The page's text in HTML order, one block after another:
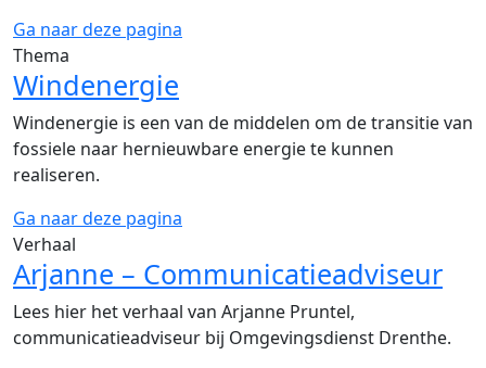
Ga naar deze pagina
Thema
Windenergie
Windenergie is een van de middelen om de transitie van
fossiele naar hernieuwbare energie te kunnen
realiseren.
Ga naar deze pagina
Verhaal
Arjanne – Communicatieadviseur
Lees hier het verhaal van Arjanne Pruntel,
communicatieadviseur bij Omgevingsdienst Drenthe.